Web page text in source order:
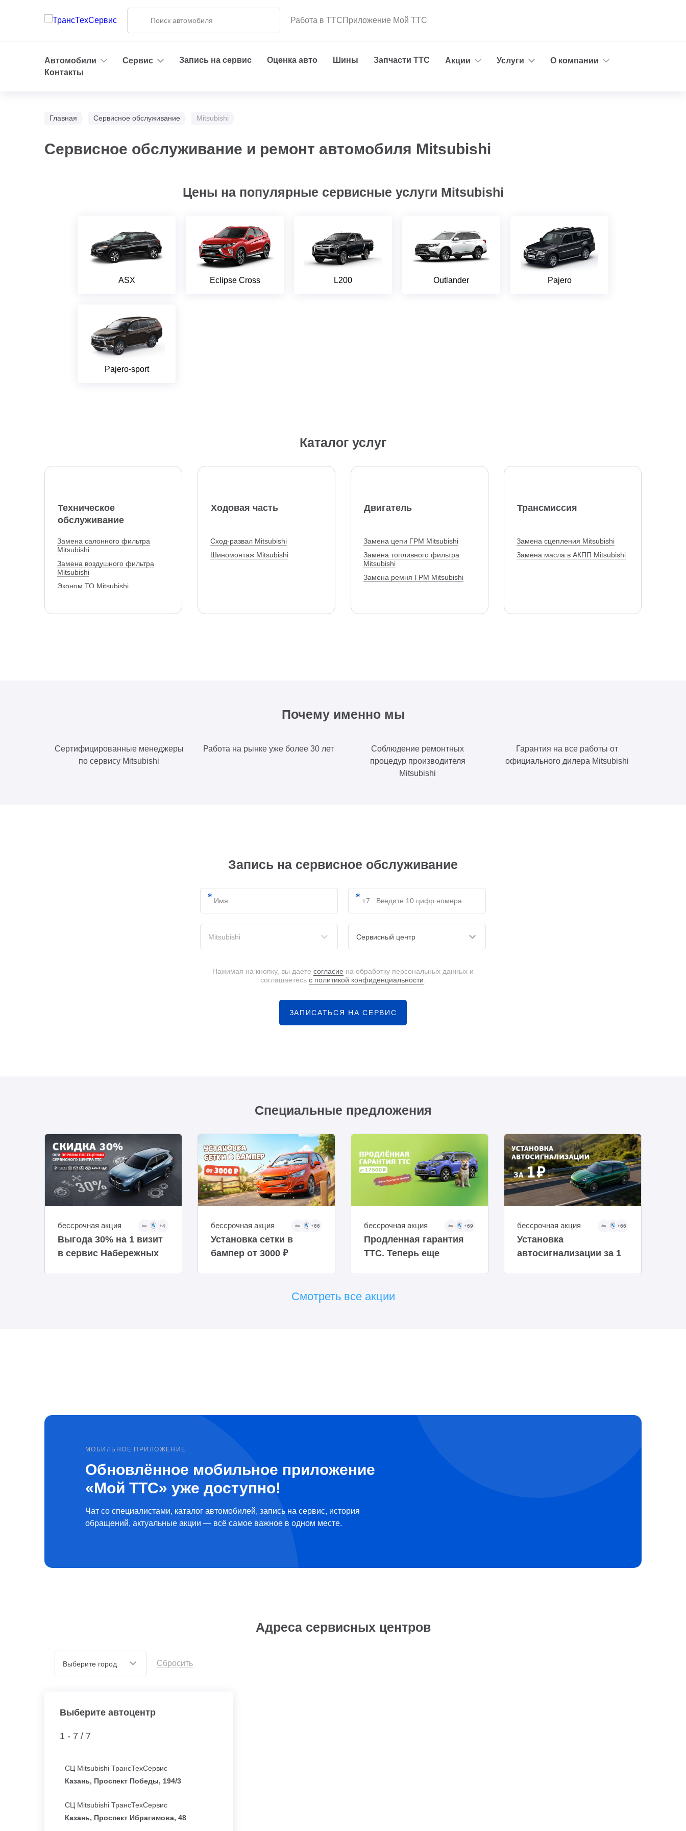
Работа в ТТСПриложение Мой ТТС
Автомобили Сервис Запись на сервис Оценка авто Шины Запчасти ТТС Акции Услуги
О компании
Контакты
Главная Сервисное обслуживание Mitsubishi
Сервисное обслуживание и ремонт автомобиля Mitsubishi
Цены на популярные сервисные услуги Mitsubishi
ASX Eclipse Cross L200 Outlander Pajero
Pajero-sport
Каталог услуг
Техническое
обслуживание
Замена салонного фильтра
Mitsubishi
Замена воздушного фильтра
Mitsubishi
Эконом ТО Mitsubishi
Ходовая часть
Сход-развал Mitsubishi
Шиномонтаж Mitsubishi
Двигатель
Замена цепи ГРМ Mitsubishi
Замена топливного фильтра
Mitsubishi
Замена ремня ГРМ Mitsubishi
Капитальный ремонт двигателя
Трансмиссия
Замена сцепления Mitsubishi
Замена масла в АКПП Mitsubishi
Почему именно мы
Сертифицированные менеджеры
по сервису Mitsubishi
Работа на рынке уже более 30 лет
Соблюдение ремонтных
процедур производителя
Mitsubishi
Гарантия на все работы от
официального дилера Mitsubishi
Запись на сервисное обслуживание
Mitsubishi Сервисный центр
Нажимая на кнопку, вы даете согласие на обработку персональных данных и
соглашаетесь с политикой конфиденциальности
ЗАПИСАТЬСЯ НА СЕРВИС
Специальные предложения
бессрочная акция +4
Выгода 30% на 1 визит
в сервис Набережных
бессрочная акция +66
Установка сетки в
бампер от 3000 ₽
бессрочная акция +69
Продленная гарантия
ТТС. Теперь еще
бессрочная акция +66
Установка
автосигнализации за 1
Смотреть все акции
МОБИЛЬНОЕ ПРИЛОЖЕНИЕ
Обновлённое мобильное приложение
«Мой ТТС» уже доступно!
Чат со специалистами, каталог автомобилей, запись на сервис, история
обращений, актуальные акции — всё самое важное в одном месте.
Адреса сервисных центров
Выберите город Сбросить
Выберите автоцентр
1 - 7 / 7
СЦ Mitsubishi ТрансТехСервис
Казань, Проспект Победы, 194/3
СЦ Mitsubishi ТрансТехСервис
Казань, Проспект Ибрагимова, 48